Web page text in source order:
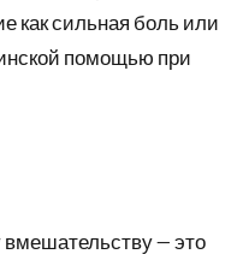
как сильная боль или
помощью при
вмешательству — это